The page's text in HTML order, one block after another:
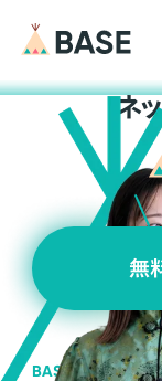
ネッ
無
BASEの強み